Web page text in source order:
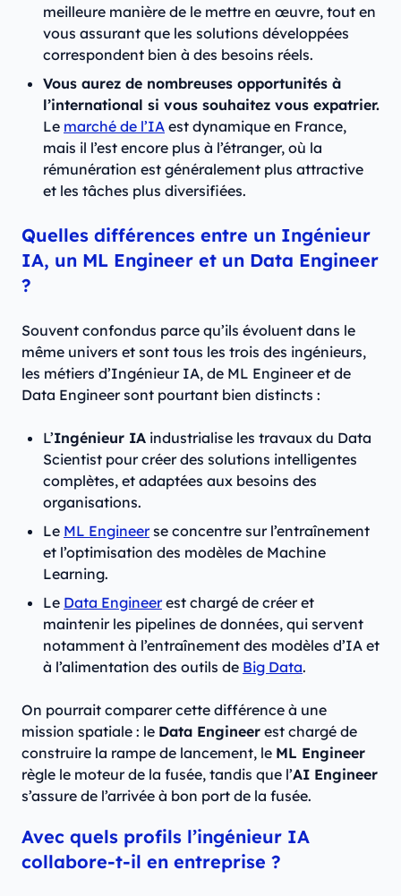
meilleure manière de le mettre en œuvre, tout en
vous assurant que les solutions développées
correspondent bien à des besoins réels.
Vous aurez de nombreuses opportunités à
l’international si vous souhaitez vous expatrier.
Le marché de l’IA est dynamique en France,
mais il l’est encore plus à l’étranger, où la
rémunération est généralement plus attractive
et les tâches plus diversifiées.
Quelles différences entre un Ingénieur
IA, un ML Engineer et un Data Engineer
?
Souvent confondus parce qu’ils évoluent dans le
même univers et sont tous les trois des ingénieurs,
les métiers d’Ingénieur IA, de ML Engineer et de
Data Engineer sont pourtant bien distincts :
L’Ingénieur IA industrialise les travaux du Data
Scientist pour créer des solutions intelligentes
complètes, et adaptées aux besoins des
organisations.
Le ML Engineerse concentre sur l’entraînement
et l’optimisation des modèles de Machine
Learning.
Le Data Engineerest chargé de créer et
maintenir les pipelines de données, qui servent
notamment à l’entraînement des modèles d’IA et
à l’alimentation des outils de Big Data.
On pourrait comparer cette différence à une
mission spatiale : le Data Engineer est chargé de
construire la rampe de lancement, le ML Engineer
règle le moteur de la fusée, tandis que l’AI Engineer
s’assure de l’arrivée à bon port de la fusée.
Avec quels profils l’ingénieur IA
collabore-t-il en entreprise ?